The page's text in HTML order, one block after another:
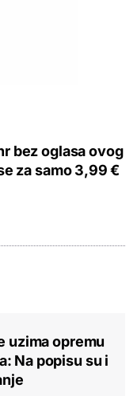
bez oglasa ovog
za samo 3,99 €
uzima opremu
Na popisu su i